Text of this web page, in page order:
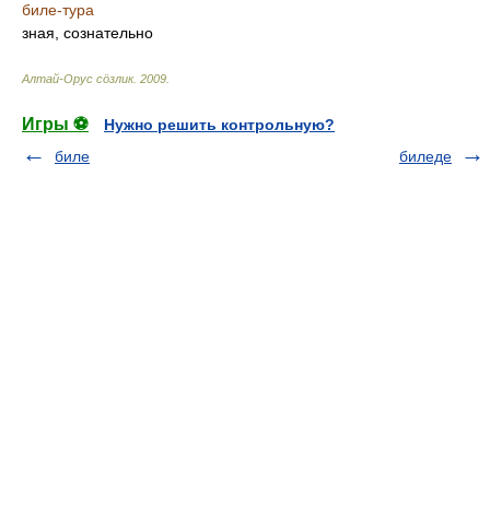
биле-тура
зная, сознательно
Алтай-Орус сöзлик. 2009
Игры ⚽
Нужно решить контрольную?
биле
биледе